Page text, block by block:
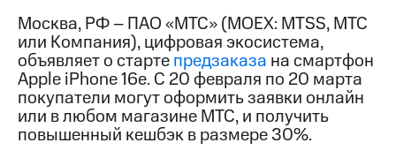
Контакты
Медиа-центр
Пресс-
релизы
МТС
Москва, РФ – ПАО «МТС» (MOEX: MTSS, МТС
или Компания), цифровая экосистема,
объявляет о стартепредзаказа на смартфон
Apple iPhone 16е. C 20 февраля по 20 марта
покупатели могут оформить заявки онлайн
или в любом магазине МТС, и получить
повышенный кешбэк в размере 30%.